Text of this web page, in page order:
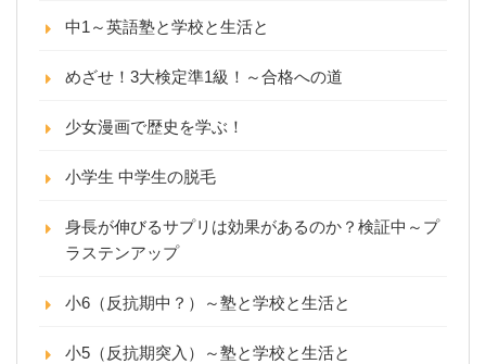
中1～英語塾と学校と生活と
めざせ！3大検定準1級！～合格への道
少女漫画で歴史を学ぶ！
小学生 中学生の脱毛
身長が伸びるサプリは効果があるのか？検証中～プ
ラステンアップ
小6（反抗期中？）～塾と学校と生活と
小5（反抗期突入）～塾と学校と生活と